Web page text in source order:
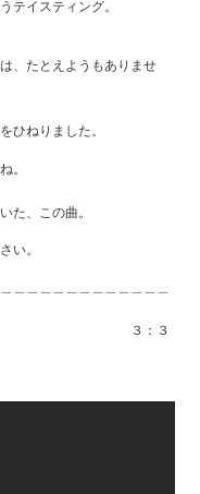
テイスティング。
、たとえようもありませ
ひねりました。
。
た、この曲。
い。
ウエイ」 ３：３